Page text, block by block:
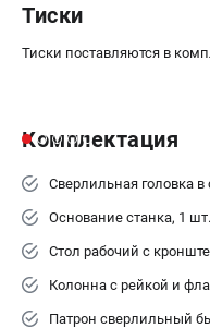
Тиски
Тиски поставляются в
Комплектация
Сверлильная головка в
Основание станка, 1 шт.
Стол рабочий с
Колонна с рейкой и
Патрон сверлильный